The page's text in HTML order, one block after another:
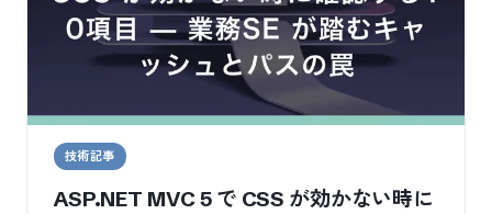
技術記事
ASP.NET MVC 5 で CSS が効かない時に